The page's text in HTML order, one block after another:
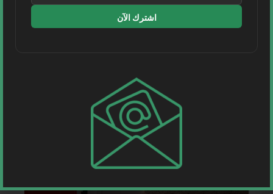
اشترك الآن